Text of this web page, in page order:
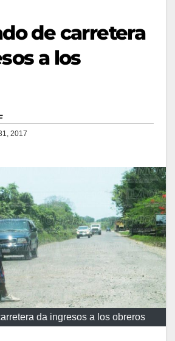
de carretera
a los
2017
da ingresos a los obreros